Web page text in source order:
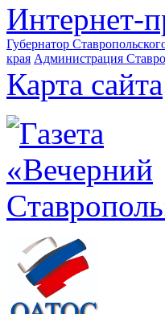
Интернет-
Губернатор
края Администрация
Карта сайта